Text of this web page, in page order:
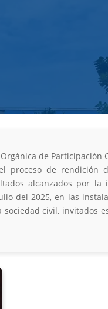
de Participación
proceso de rendición
alcanzados por la
del 2025, en las
civil, invitados